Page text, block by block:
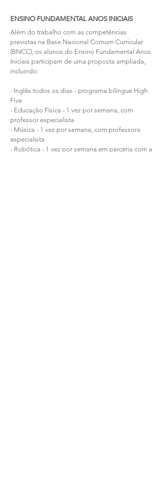
ENSINO FUNDAMENTAL ANOS INICIAIS
Além do trabalho com as competências
previstas na Base Nacional Comum Curricular
(BNCC), os alunos do Ensino Fundamental Anos
Iniciais participam de uma proposta ampliada,
incluindo:
- Inglês todos os dias - programa bilíngue High
Five
- Educação Física - 1 vez por semana, com
professor especialista
- Música - 1 vez por semana, com professora
especialista
- Robótica - 1 vez por semana em parceria com a